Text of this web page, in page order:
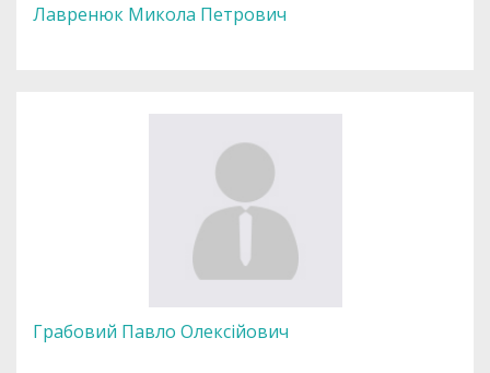
Лавренюк Микола Петрович
Грабовий Павло Олексійович